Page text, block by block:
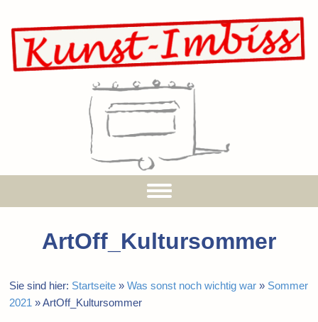
ArtOff_Kultursommer
Sie sind hier: Startseite »Was sonst noch wichtig war » Sommer
2021 »ArtOff_Kultursommer